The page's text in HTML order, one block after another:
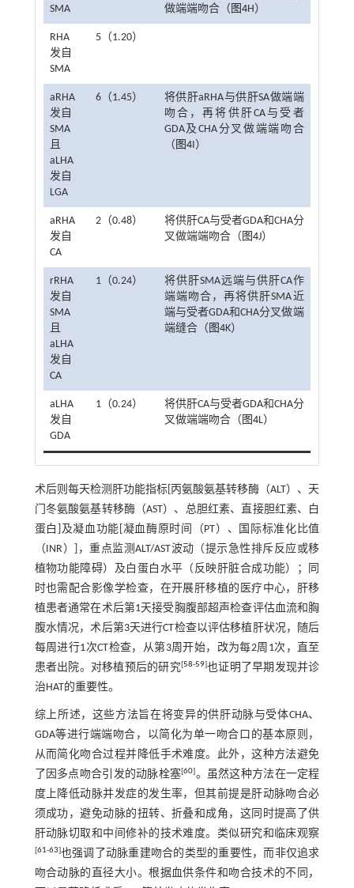
SMA
做端端吻合（ 图4H）
RHA
发自
SMA
5（1.20）
aRHA
发自
SMA
且
aLHA
发自
LGA
6（1.45）
将供肝aRHA与供肝SA做端端
吻合，再将供肝CA与受者
GDA及CHA分叉做端端吻合
（ 图4I）
aRHA
发自
CA
2（0.48）
将供肝CA与受者GDA和CHA分
叉做端端吻合（ 图4J）
rRHA
发自
SMA
且
aLHA
发自
CA
1（0.24）
将供肝SMA远端与供肝CA作
端端吻合，再将供肝SMA近
端与受者GDA和CHA分叉做端
端缝合（ 图4K）
aLHA
发自
GDA
1（0.24）
将供肝CA与受者GDA和CHA分
叉做端端吻合（ 图4L）
术后则每天检测肝功能指标[丙氨酸氨基转移酶（ALT）、天
门冬氨酸氨基转移酶（AST）、总胆红素、直接胆红素、白
蛋白]及凝血功能[凝血酶原时间（PT）、国际标准化比值
（INR）]，重点监测ALT/AST波动（提示急性排斥反应或移
植物功能障碍）及白蛋白水平（反映肝脏合成功能）；同
时也需配合影像学检查，在开展肝移植的医疗中心，肝移
植患者通常在术后第1天接受胸腹部超声检查评估血流和胸
腹水情况，术后第3天进行CT检查以评估移植肝状况，随后
每周进行1次CT检查，从第3周开始，改为每2周1次，直至
患者出院。对移植预后的研究[58-59]也证明了早期发现并诊
治HAT的重要性。
综上所述，这些方法旨在将变异的供肝动脉与受体CHA、
GDA等进行端端吻合，以简化为单一吻合口的基本原则，
从而简化吻合过程并降低手术难度。此外，这种方法避免
了因多点吻合引发的动脉栓塞[60]。虽然这种方法在一定程
度上降低动脉并发症的发生率，但其前提是肝动脉吻合必
须成功，避免动脉的扭转、折叠和成角，这同时提高了供
肝动脉切取和中间修补的技术难度。类似研究和临床观察
[61-63]也强调了动脉重建吻合的类型的重要性，而非仅追求
吻合动脉的直径大小。根据血供条件和吻合技术的不同，